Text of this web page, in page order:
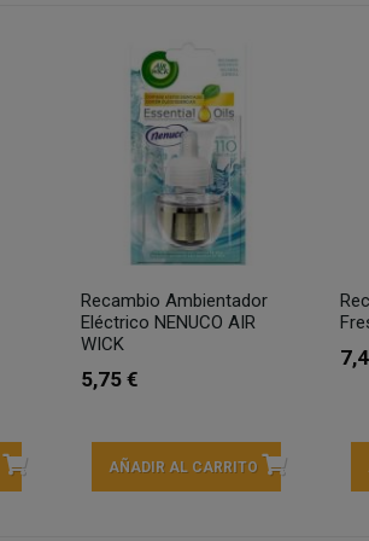
Recambio Ambientador
Eléctrico NENUCO AIR
WICK
5,75 €
AÑADIR AL CARRITO